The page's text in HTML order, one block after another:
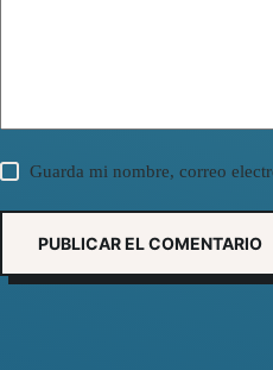
Guarda mi nombre, correo
PUBLICAR EL COMENTARIO